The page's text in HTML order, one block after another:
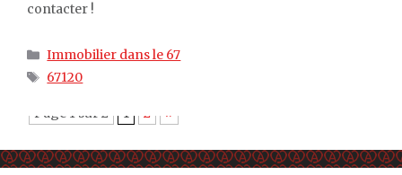
contacter !
Catégories
Immobilier dans le 67
Étiquettes
67120
Page 1 sur 2 1 2 »